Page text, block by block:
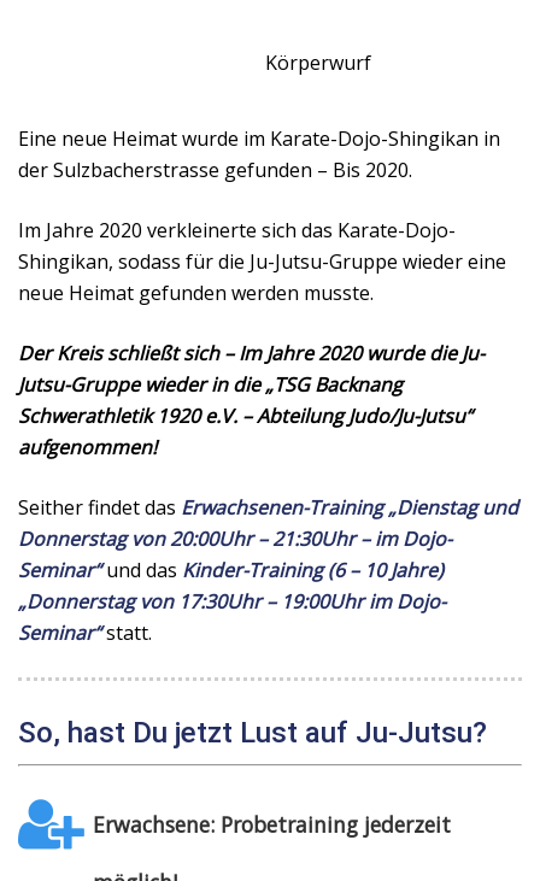
Körperwurf
Eine neue Heimat wurde im Karate-Dojo-Shingikan in
der Sulzbacherstrasse gefunden – Bis 2020.
Im Jahre 2020 verkleinerte sich das Karate-Dojo-
Shingikan, sodass für die Ju-Jutsu-Gruppe wieder eine
neue Heimat gefunden werden musste.
Der Kreis schließt sich – Im Jahre 2020 wurde die Ju-
Jutsu-Gruppe wieder in die „TSG Backnang
Schwerathletik 1920 e.V. – Abteilung Judo/Ju-Jutsu“
aufgenommen!
Seither findet das Erwachsenen-Training „Dienstag und
Donnerstag von 20:00Uhr – 21:30Uhr – im Dojo-
Seminar“und das Kinder-Training (6 – 10 Jahre)
„Donnerstag von 17:30Uhr – 19:00Uhr im Dojo-
Seminar“statt.
So, hast Du jetzt Lust auf Ju-Jutsu?
Erwachsene: Probetraining jederzeit